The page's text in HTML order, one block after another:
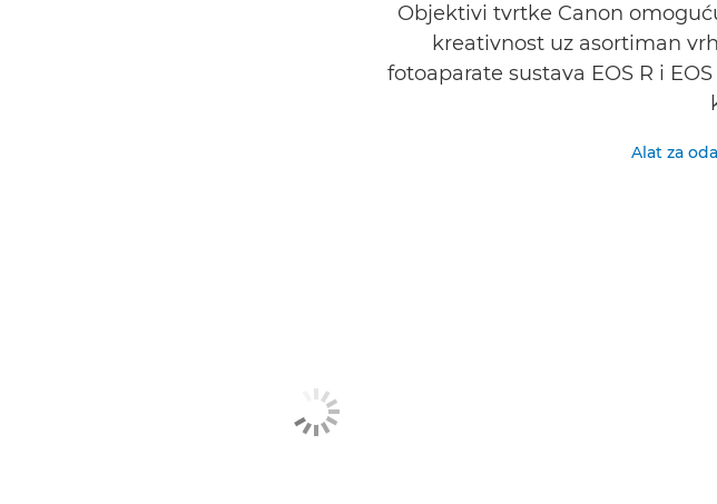
Objektivi tvrtke Canon
kreativnost uz asortiman
fotoaparate sustava EOS R i
Alat za